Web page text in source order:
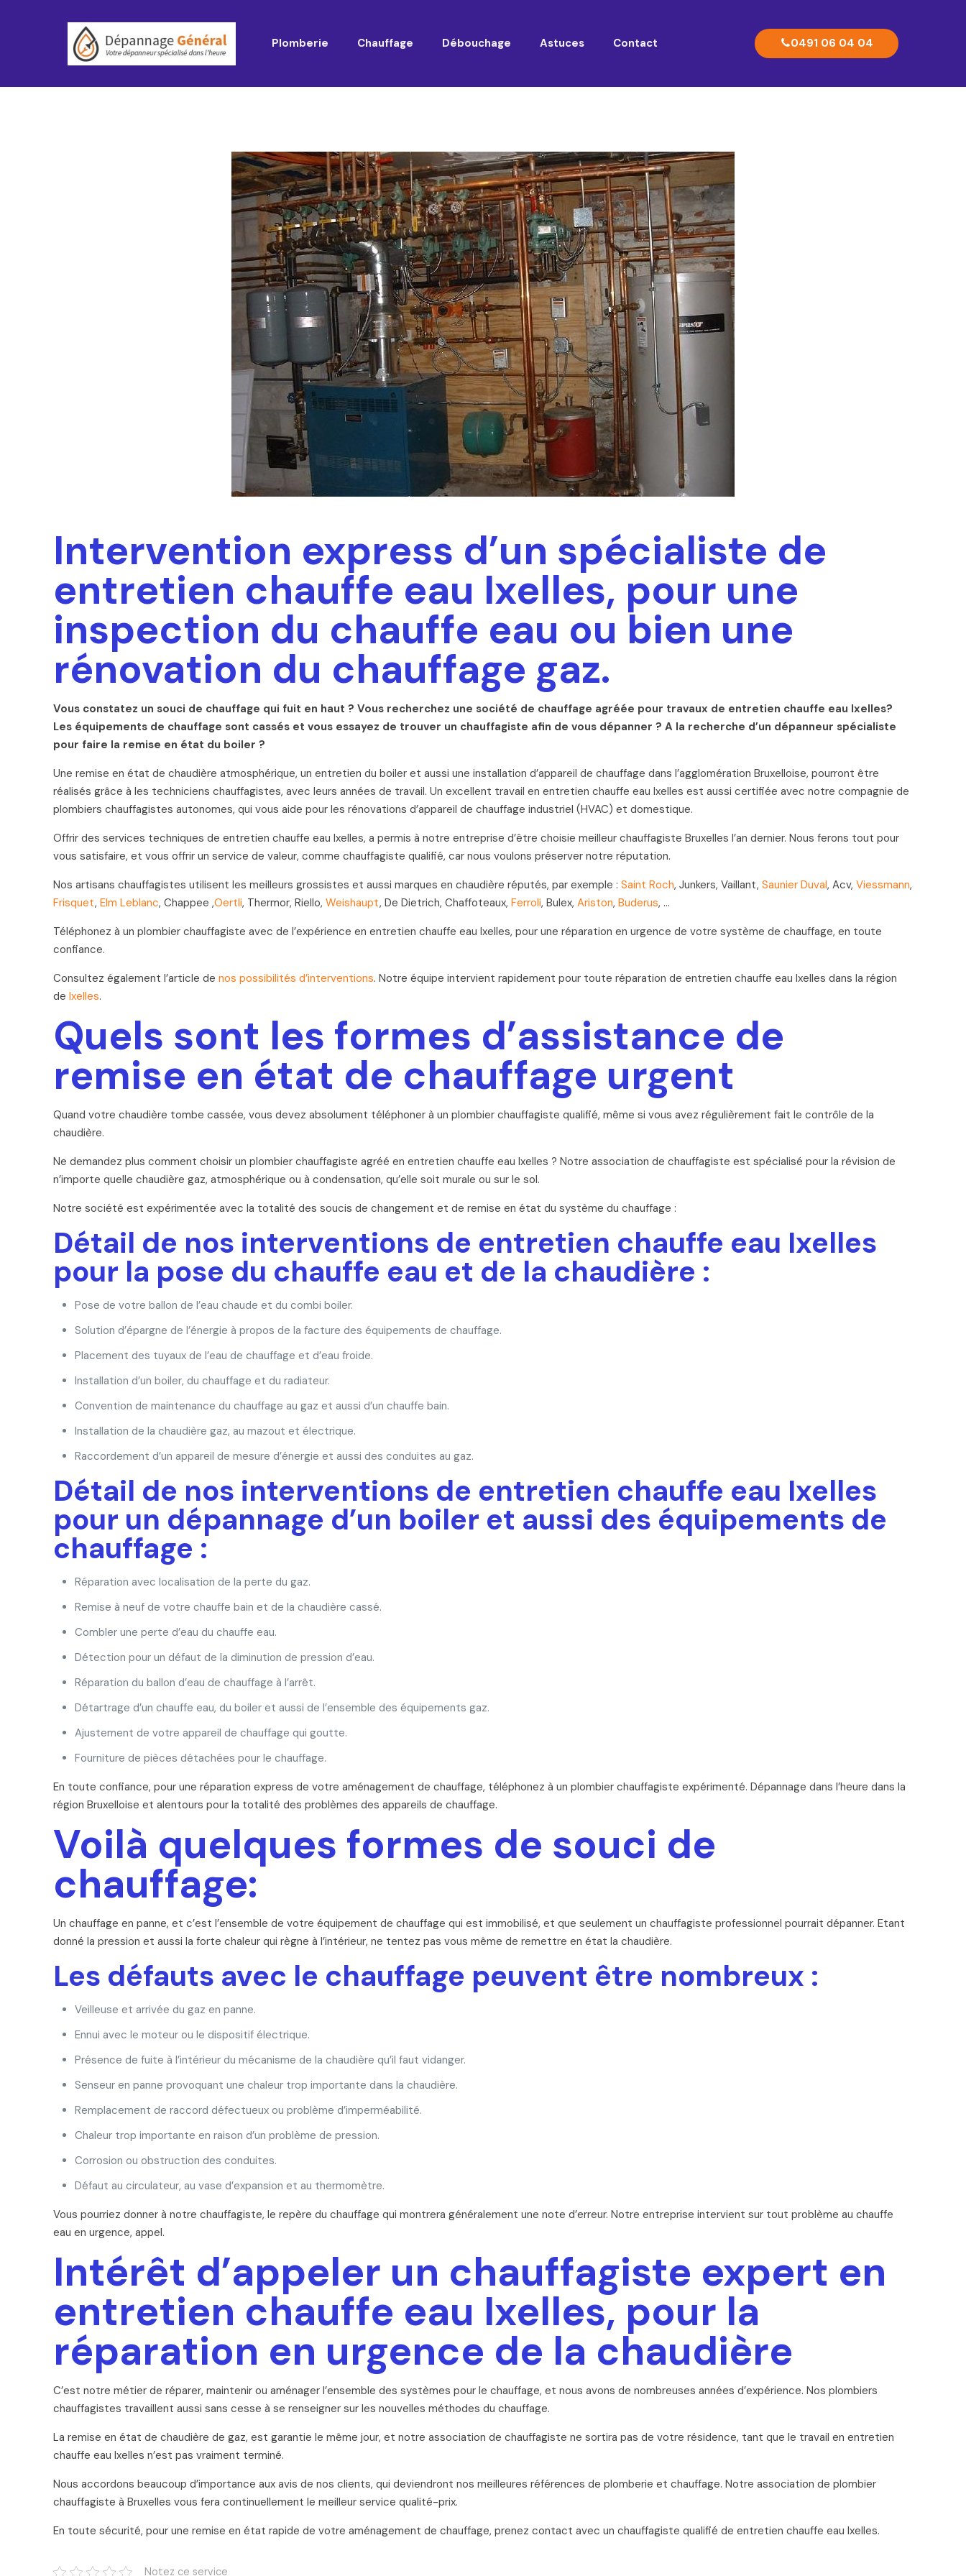
Plomberie Chauffage Débouchage Astuces Contact 0491 06 04 04
Intervention express d’un spécialiste de
entretien chauffe eau Ixelles, pour une
inspection du chauffe eau ou bien une
rénovation du chauffage gaz.
Vous constatez un souci de chauffage qui fuit en haut ? Vous recherchez une société de chauffage agréée pour travaux de entretien chauffe eau Ixelles?
Les équipements de chauffage sont cassés et vous essayez de trouver un chauffagiste afin de vous dépanner ? A la recherche d’un dépanneur spécialiste
pour faire la remise en état du boiler ?
Une remise en état de chaudière atmosphérique, un entretien du boiler et aussi une installation d’appareil de chauffage dans l’agglomération Bruxelloise, pourront être
réalisés grâce à les techniciens chauffagistes, avec leurs années de travail. Un excellent travail en entretien chauffe eau Ixelles est aussi certifiée avec notre compagnie de
plombiers chauffagistes autonomes, qui vous aide pour les rénovations d’appareil de chauffage industriel (HVAC) et domestique.
Offrir des services techniques de entretien chauffe eau Ixelles, a permis à notre entreprise d’être choisie meilleur chauffagiste Bruxelles l’an dernier. Nous ferons tout pour
vous satisfaire, et vous offrir un service de valeur, comme chauffagiste qualifié, car nous voulons préserver notre réputation.
Nos artisans chauffagistes utilisent les meilleurs grossistes et aussi marques en chaudière réputés, par exemple :Saint Roch, Junkers, Vaillant,Saunier Duval, Acv,Viessmann,
Frisquet,Elm Leblanc, Chappee ,Oertli, Thermor, Riello,Weishaupt, De Dietrich, Chaffoteaux,Ferroli, Bulex,Ariston,Buderus, …
Téléphonez à un plombier chauffagiste avec de l’expérience en entretien chauffe eau Ixelles, pour une réparation en urgence de votre système de chauffage, en toute
confiance.
Consultez également l’article denos possibilités d’interventions. Notre équipe intervient rapidement pour toute réparation de entretien chauffe eau Ixelles dans la région
deIxelles.
Quels sont les formes d’assistance de
remise en état de chauffage urgent
Quand votre chaudière tombe cassée, vous devez absolument téléphoner à un plombier chauffagiste qualifié, même si vous avez régulièrement fait le contrôle de la
chaudière.
Ne demandez plus comment choisir un plombier chauffagiste agréé en entretien chauffe eau Ixelles ? Notre association de chauffagiste est spécialisé pour la révision de
n’importe quelle chaudière gaz, atmosphérique ou à condensation, qu’elle soit murale ou sur le sol.
Notre société est expérimentée avec la totalité des soucis de changement et de remise en état du système du chauffage :
Détail de nos interventions de entretien chauffe eau Ixelles
pour la pose du chauffe eau et de la chaudière :
Pose de votre ballon de l’eau chaude et du combi boiler.
Solution d’épargne de l’énergie à propos de la facture des équipements de chauffage.
Placement des tuyaux de l’eau de chauffage et d’eau froide.
Installation d’un boiler, du chauffage et du radiateur.
Convention de maintenance du chauffage au gaz et aussi d’un chauffe bain.
Installation de la chaudière gaz, au mazout et électrique.
Raccordement d’un appareil de mesure d’énergie et aussi des conduites au gaz.
Détail de nos interventions de entretien chauffe eau Ixelles
pour un dépannage d’un boiler et aussi des équipements de
chauffage :
Réparation avec localisation de la perte du gaz.
Remise à neuf de votre chauffe bain et de la chaudière cassé.
Combler une perte d’eau du chauffe eau.
Détection pour un défaut de la diminution de pression d’eau.
Réparation du ballon d’eau de chauffage à l’arrêt.
Détartrage d’un chauffe eau, du boiler et aussi de l’ensemble des équipements gaz.
Ajustement de votre appareil de chauffage qui goutte.
Fourniture de pièces détachées pour le chauffage.
En toute confiance, pour une réparation express de votre aménagement de chauffage, téléphonez à un plombier chauffagiste expérimenté. Dépannage dans l’heure dans la
région Bruxelloise et alentours pour la totalité des problèmes des appareils de chauffage.
Voilà quelques formes de souci de
chauffage:
Un chauffage en panne, et c’est l’ensemble de votre équipement de chauffage qui est immobilisé, et que seulement un chauffagiste professionnel pourrait dépanner. Etant
donné la pression et aussi la forte chaleur qui règne à l’intérieur, ne tentez pas vous même de remettre en état la chaudière.
Les défauts avec le chauffage peuvent être nombreux :
Veilleuse et arrivée du gaz en panne.
Ennui avec le moteur ou le dispositif électrique.
Présence de fuite à l’intérieur du mécanisme de la chaudière qu’il faut vidanger.
Senseur en panne provoquant une chaleur trop importante dans la chaudière.
Remplacement de raccord défectueux ou problème d’imperméabilité.
Chaleur trop importante en raison d’un problème de pression.
Corrosion ou obstruction des conduites.
Défaut au circulateur, au vase d’expansion et au thermomètre.
Vous pourriez donner à notre chauffagiste, le repère du chauffage qui montrera généralement une note d’erreur. Notre entreprise intervient sur tout problème au chauffe
eau en urgence, appel.
Intérêt d’appeler un chauffagiste expert en
entretien chauffe eau Ixelles, pour la
réparation en urgence de la chaudière
C’est notre métier de réparer, maintenir ou aménager l’ensemble des systèmes pour le chauffage, et nous avons de nombreuses années d’expérience. Nos plombiers
chauffagistes travaillent aussi sans cesse à se renseigner sur les nouvelles méthodes du chauffage.
La remise en état de chaudière de gaz, est garantie le même jour, et notre association de chauffagiste ne sortira pas de votre résidence, tant que le travail en entretien
chauffe eau Ixelles n’est pas vraiment terminé.
Nous accordons beaucoup d’importance aux avis de nos clients, qui deviendront nos meilleures références de plomberie et chauffage. Notre association de plombier
chauffagiste à Bruxelles vous fera continuellement le meilleur service qualité-prix.
En toute sécurité, pour une remise en état rapide de votre aménagement de chauffage, prenez contact avec un chauffagiste qualifié de entretien chauffe eau Ixelles.
Notez ce service